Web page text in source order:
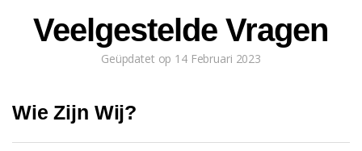
Veelgestelde Vragen
Geüpdatet op 14 Februari 2023
Wie Zijn Wij?